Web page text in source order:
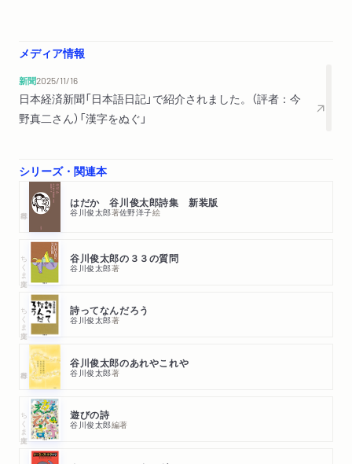
メディア情報
新聞2025/11/16
日本経済新聞「日本語日記」で紹介されました。（評者：今
野真二さん）「漢字をぬぐ」
シリーズ・関連本
はだか 谷川俊太郎詩集 新装版
谷川俊太郎著佐野洋子絵
ちくま文庫 谷川俊太郎の３３の質問
谷川俊太郎著
ちくま文庫 詩ってなんだろう
谷川俊太郎著
谷川俊太郎のあれやこれや
谷川俊太郎著
ちくま文庫 遊びの詩
谷川俊太郎編著